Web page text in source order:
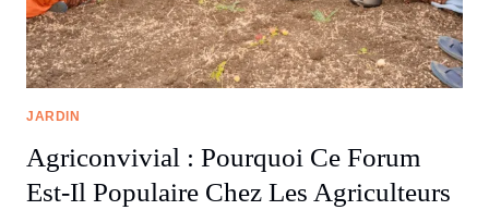
JARDIN
Agriconvivial : Pourquoi Ce Forum
Est-Il Populaire Chez Les Agriculteurs